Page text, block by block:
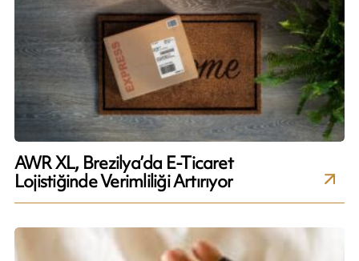
AWR XL, Brezilya’da E-Ticaret
Lojistiğinde Verimliliği Artırıyor